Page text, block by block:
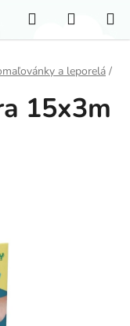
Hľadať
KOŠÍK
a leporelá /
15x3m